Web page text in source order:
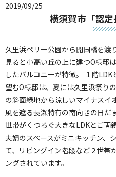
2019/09/25
横須賀市「認定
久里浜ペリー公園から開国橋を渡
見ると小高い丘の上に建つO様邸
したバルコニーが特徴。 １階
望むO様邸は、夏には久里浜祭り
の斜面緑地から涼しいマイナスイ
風を遮る長瀬特有の南向きの日だ
世帯がくつろぐ大きなLDKとご両
夫婦のスペースがミニキッチン、
て、リビングイン階段など２世帯
ングされています。